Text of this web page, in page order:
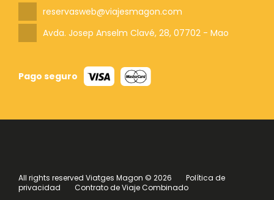
reservasweb@viajesmagon.com
Avda. Josep Anselm Clavé, 28, 07702 - Mao
Pago seguro
All rights reserved Viatges Magon © 2026
Política de
privacidad
Contrato de Viaje Combinado